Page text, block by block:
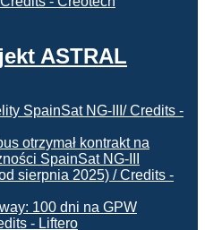
ASTRAL
otrzymał kontrakt na
SpainSat NG-III
100 dni na GPW